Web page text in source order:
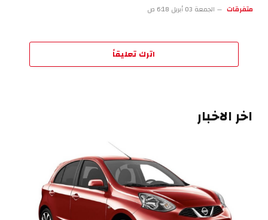
متفرقات الجمعة 03 أبريل 6:18 ص
اترك تعليقاً
اخر الاخبار